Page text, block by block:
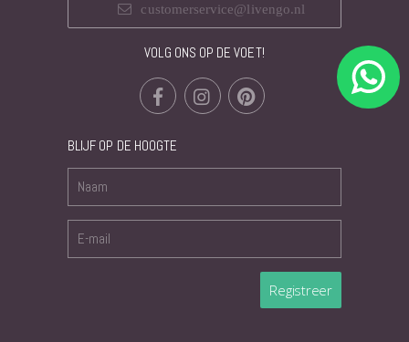
customerservice@livengo.nl
VOLG ONS OP DE VOET!
BLIJF OP DE HOOGTE
Registreer